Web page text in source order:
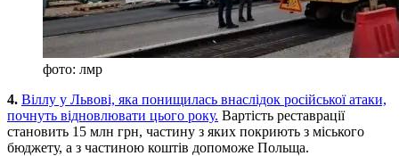
фото: лмр
4. Віллу у Львові, яка понищилась внаслідок російської атаки,
почнуть відновлювати цього року. Вартість реставрації
становить 15 млн грн, частину з яких покриють з міського
бюджету, а з частиною коштів допоможе Польща.